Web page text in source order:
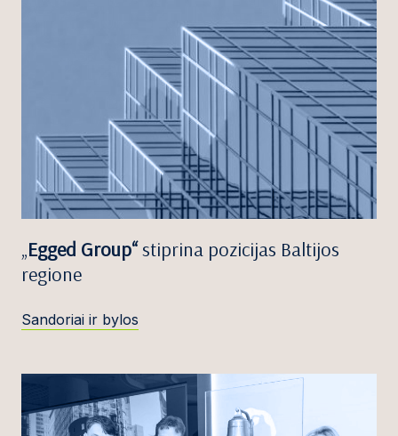
„Egged Group“stiprina pozicijas Baltijos
regione
Sandoriai ir bylos